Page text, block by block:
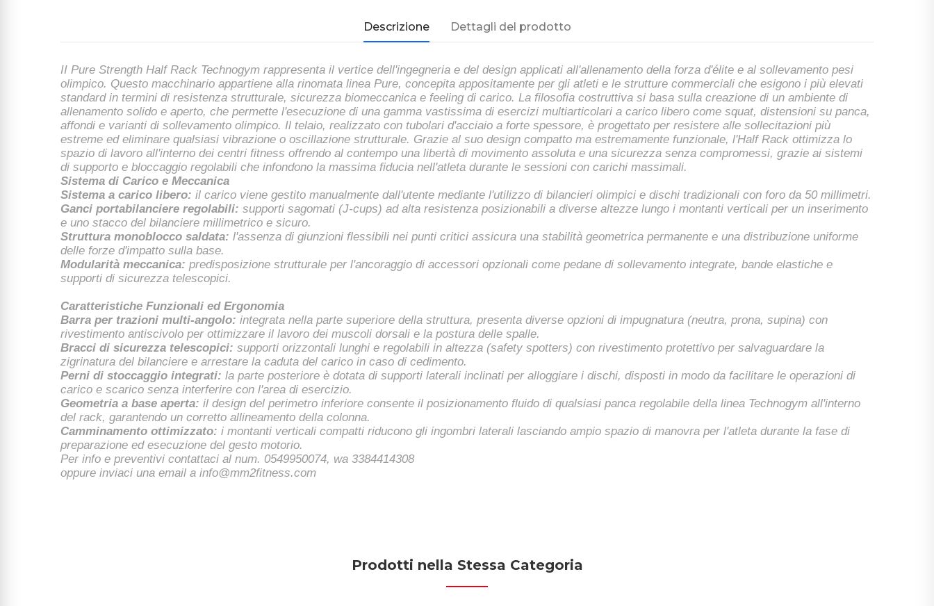
Descrizione Dettagli del prodotto
II Pure Strength Half Rack Technogym rappresenta il vertice dell'ingegneria e del design applicati all'allenamento della forza d'élite e al sollevamento pesi
olimpico. Questo macchinario appartiene alla rinomata linea Pure, concepita appositamente per gli atleti e le strutture commerciali che esigono i più elevati
standard in termini di resistenza strutturale, sicurezza biomeccanica e feeling di carico. La filosofia costruttiva si basa sulla creazione di un ambiente di
allenamento solido e aperto, che permette l'esecuzione di una gamma vastissima di esercizi multiarticolari a carico libero come squat, distensioni su panca,
affondi e varianti di sollevamento olimpico. Il telaio, realizzato con tubolari d'acciaio a forte spessore, è progettato per resistere alle sollecitazioni più
estreme ed eliminare qualsiasi vibrazione o oscillazione strutturale. Grazie al suo design compatto ma estremamente funzionale, l'Half Rack ottimizza lo
spazio di lavoro all'interno dei centri fitness offrendo al contempo una libertà di movimento assoluta e una sicurezza senza compromessi, grazie ai sistemi
di supporto e bloccaggio regolabili che infondono la massima fiducia nell'atleta durante le sessioni con carichi massimali.
Sistema di Carico e Meccanica
Sistema a carico libero: il carico viene gestito manualmente dall'utente mediante l'utilizzo di bilancieri olimpici e dischi tradizionali con foro da 50 millimetri.
Ganci portabilanciere regolabili: supporti sagomati (J-cups) ad alta resistenza posizionabili a diverse altezze lungo i montanti verticali per un inserimento
e uno stacco del bilanciere millimetrico e sicuro.
Struttura monoblocco saldata: l'assenza di giunzioni flessibili nei punti critici assicura una stabilità geometrica permanente e una distribuzione uniforme
delle forze d'impatto sulla base.
Modularità meccanica: predisposizione strutturale per l'ancoraggio di accessori opzionali come pedane di sollevamento integrate, bande elastiche e
supporti di sicurezza telescopici.
Caratteristiche Funzionali ed Ergonomia
Barra per trazioni multi-angolo: integrata nella parte superiore della struttura, presenta diverse opzioni di impugnatura (neutra, prona, supina) con
rivestimento antiscivolo per ottimizzare il lavoro dei muscoli dorsali e la postura delle spalle.
Bracci di sicurezza telescopici: supporti orizzontali lunghi e regolabili in altezza (safety spotters) con rivestimento protettivo per salvaguardare la
zigrinatura del bilanciere e arrestare la caduta del carico in caso di cedimento.
Perni di stoccaggio integrati: la parte posteriore è dotata di supporti laterali inclinati per alloggiare i dischi, disposti in modo da facilitare le operazioni di
carico e scarico senza interferire con l'area di esercizio.
Geometria a base aperta: il design del perimetro inferiore consente il posizionamento fluido di qualsiasi panca regolabile della linea Technogym all'interno
del rack, garantendo un corretto allineamento della colonna.
Camminamento ottimizzato: i montanti verticali compatti riducono gli ingombri laterali lasciando ampio spazio di manovra per l'atleta durante la fase di
preparazione ed esecuzione del gesto motorio.
Per info e preventivi contattaci al num. 0549950074, wa 3384414308
oppure inviaci una email a info@mm2fitness.com
Prodotti nella Stessa Categoria